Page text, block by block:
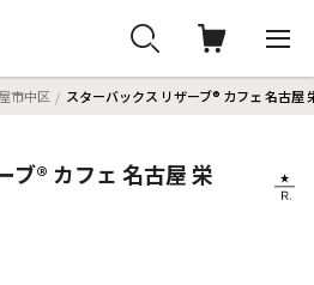
市中区 スターバックス リザーブ® カフェ 名古屋
ブ® カフェ 名古屋 栄